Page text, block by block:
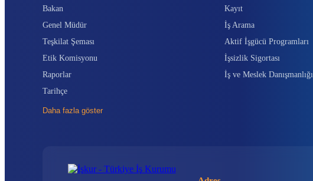
Bakan
Genel Müdür
Teşkilat Şeması
Etik Komisyonu
Raporlar
Tarihçe
Daha fazla göster
Kayıt
İş Arama
Aktif İşgücü Programları
İşsizlik Sigortası
İş ve Meslek Danışmanlığı